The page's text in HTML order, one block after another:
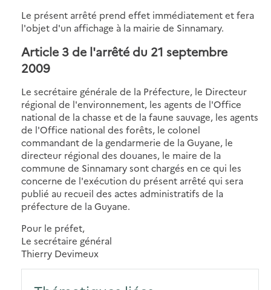
Le présent arrêté prend effet immédiatement et fera
l'objet d'un affichage à la mairie de Sinnamary.
Article 3 de l'arrêté du 21 septembre
2009
Le secrétaire générale de la Préfecture, le Directeur
régional de l'environnement, les agents de l'Office
national de la chasse et de la faune sauvage, les agents
de l'Office national des forêts, le colonel
commandant de la gendarmerie de la Guyane, le
directeur régional des douanes, le maire de la
commune de Sinnamary sont chargés en ce qui les
concerne de l'exécution du présent arrêté qui sera
publié au recueil des actes administratifs de la
préfecture de la Guyane.
Pour le préfet,
Le secrétaire général
Thierry Devimeux